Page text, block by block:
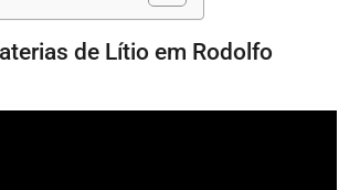
de Lítio em Rodolfo